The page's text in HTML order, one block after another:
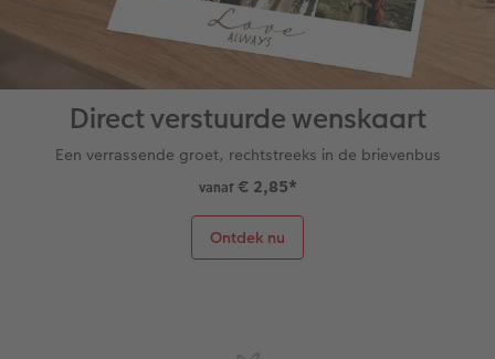
Direct verstuurde wenskaart
Een verrassende groet, rechtstreeks in de brievenbus
vanaf€ 2,85*
Ontdek nu